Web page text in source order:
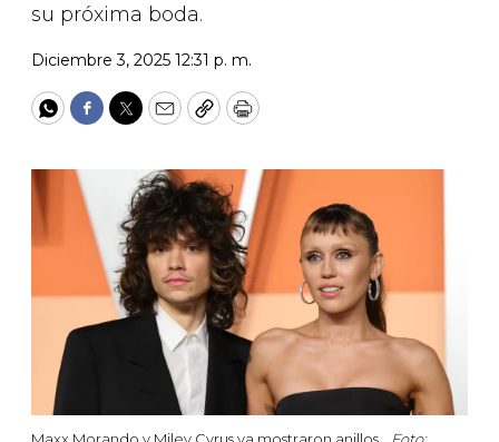
su próxima boda.
Diciembre 3, 2025 12:31 p. m.
WhatsApp
Facebook
Twitter
EmailCopyPrint
Maxx Morando y Miley Cyrus ya mostraron anillos.
Foto: